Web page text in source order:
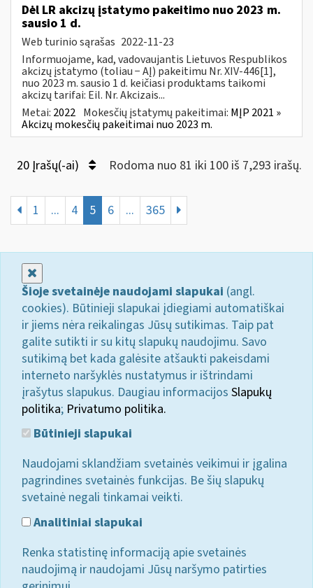
Dėl LR akcizų įstatymo pakeitimo nuo 2023 m.
sausio 1 d.
Web turinio sąrašas 2022-11-23
Informuojame, kad, vadovaujantis Lietuvos Respublikos
akcizų įstatymo (toliau − AĮ) pakeitimu Nr. XIV-446[1],
nuo 2023 m. sausio 1 d. keičiasi produktams taikomi
akcizų tarifai: Eil. Nr. Akcizais...
Metai: 2022 Mokesčių įstatymų pakeitimai: MĮP 2021 »
Akcizų mokesčių pakeitimai nuo 2023 m.
20 Įrašų(-ai) Rodoma nuo 81 iki 100 iš 7,293 irašų.
1 ... 4 5 6 ... 365
Šioje svetainėje naudojami slapukai (angl.
cookies). Būtinieji slapukai įdiegiami automatiškai
ir jiems nėra reikalingas Jūsų sutikimas. Taip pat
galite sutikti ir su kitų slapukų naudojimu. Savo
sutikimą bet kada galėsite atšaukti pakeisdami
interneto naršyklės nustatymus ir ištrindami
įrašytus slapukus. Daugiau informacijos Slapukų
politika; Privatumo politika.
Būtinieji slapukai
Naudojami sklandžiam svetainės veikimui ir įgalina
pagrindines svetainės funkcijas. Be šių slapukų
svetainė negali tinkamai veikti.
Analitiniai slapukai
Renka statistinę informaciją apie svetainės
naudojimą ir naudojami Jūsų naršymo patirties